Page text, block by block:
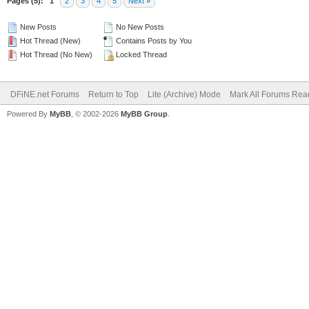
New Posts
Hot Thread (New)
Hot Thread (No New)
No New Posts
Contains Posts by You
Locked Thread
DFiNE.net Forums Return to Top Lite (Archive) Mode Mark All Forums
Powered By MyBB , © 2002-2026 MyBB Group